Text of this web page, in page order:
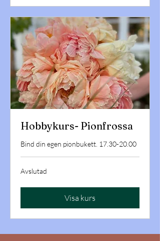
Hobbykurs- Pionfrossa
Bind din egen pionbukett. 17.30-20.00
Avslutad
Visa kurs